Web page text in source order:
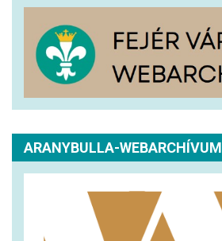
ARANYBULLA-WEBARCHÍVUM